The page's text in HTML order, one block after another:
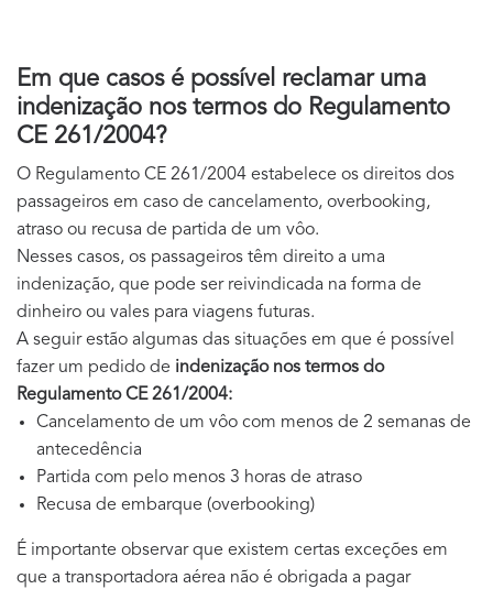
Em que casos é possível reclamar uma
indenização nos termos do Regulamento
CE 261/2004?
O Regulamento CE 261/2004 estabelece os direitos dos
passageiros em caso de cancelamento, overbooking,
atraso ou recusa de partida de um vôo.
Nesses casos, os passageiros têm direito a uma
indenização, que pode ser reivindicada na forma de
dinheiro ou vales para viagens futuras.
A seguir estão algumas das situações em que é possível
fazer um pedido de indenização nos termos do
Regulamento CE 261/2004:
Cancelamento de um vôo com menos de 2 semanas de
antecedência
Partida com pelo menos 3 horas de atraso
Recusa de embarque (overbooking)
É importante observar que existem certas exceções em
que a transportadora aérea não é obrigada a pagar